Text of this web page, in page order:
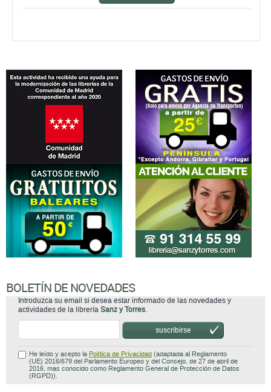
BOLETÍN DE NOVEDADES
Introduzca su email si desea estar informado de las novedades y
actividades de la librería Sanz y Torres
suscribirse
He leído y acepto la Política de Privacidad (adaptada al Reglamento
(UE) 2016/679 del Parlamento Europeo y del Consejo, de 27 de abril de
2016, mas conocido como Reglamento General de Protección de Datos
(RGPD)).